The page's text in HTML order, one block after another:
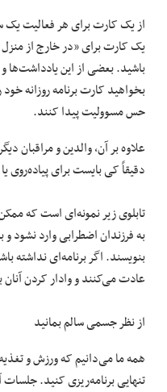
از یک کارت برای هر فعالیت یک
یک کارت برای «در خارج از منزل
باشید. بعضی از این یادداشت‌ها
بخواهید کارت برنامه روزانه
حس مسوولیت پیدا کنند.
علاوه بر آن، والدین و
دقیقاً کی بایست برای
تابلوی زیر نمونه‌ای‌ است که
به فرزندان اضطرابی وارد نشود
بنویسند. اگر برنامه‌ای نداشته
عادت می‌کنند و وادار کردن
از نظر جسمی سالم بمانید
همه ما می‌دانیم که ورزش و
تنهایی برنامه‌ریزی کنید.